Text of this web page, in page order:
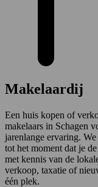
Makelaardij
Een huis kopen of
makelaars in Schagen
jarenlange ervaring.
tot het moment dat je
met kennis van de
verkoop, taxatie of
één plek.